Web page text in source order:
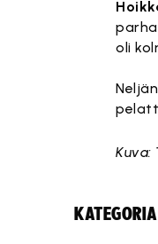
oli
Kuva: